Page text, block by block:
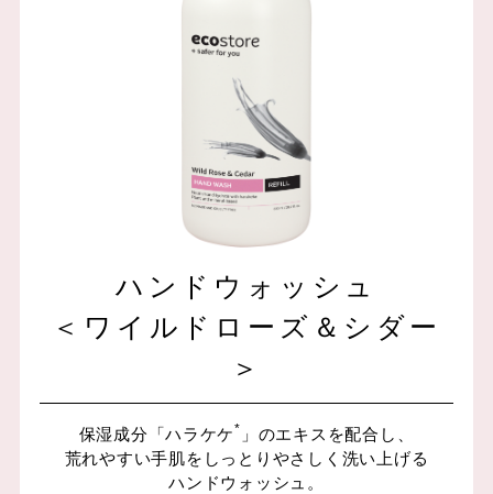
ハンドウォッシュ
＜ワイルドローズ＆シダー
＞
保湿成分「ハラケケ* 」のエキスを配合し、
荒れやすい手肌をしっとりやさしく洗い上げる
ハンドウォッシュ。